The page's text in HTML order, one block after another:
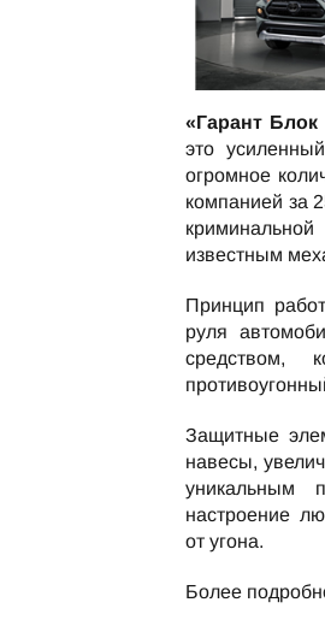
«Гарант Блок
это
огромное
компанией за
известным
Принцип
руля
средством,
Защитные
навесы,
уникальным
настроение
от угона.
Более